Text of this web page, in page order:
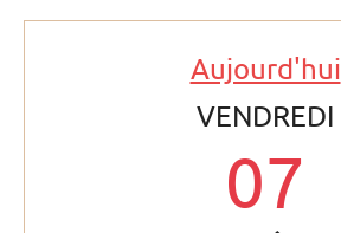
Aujourd'hui
VENDREDI
07